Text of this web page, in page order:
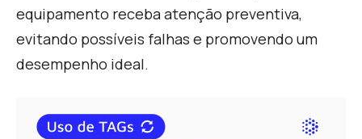
equipamento receba atenção preventiva,
evitando possíveis falhas e promovendo um
desempenho ideal.